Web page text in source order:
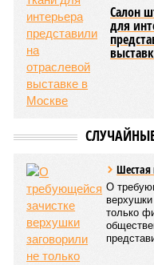
Салон
для
Шестая
О
верхушки
только